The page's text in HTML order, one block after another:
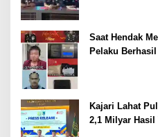
Saat Hendak
Pelaku
Kajari Lahat
2,1 Milyar Hasil